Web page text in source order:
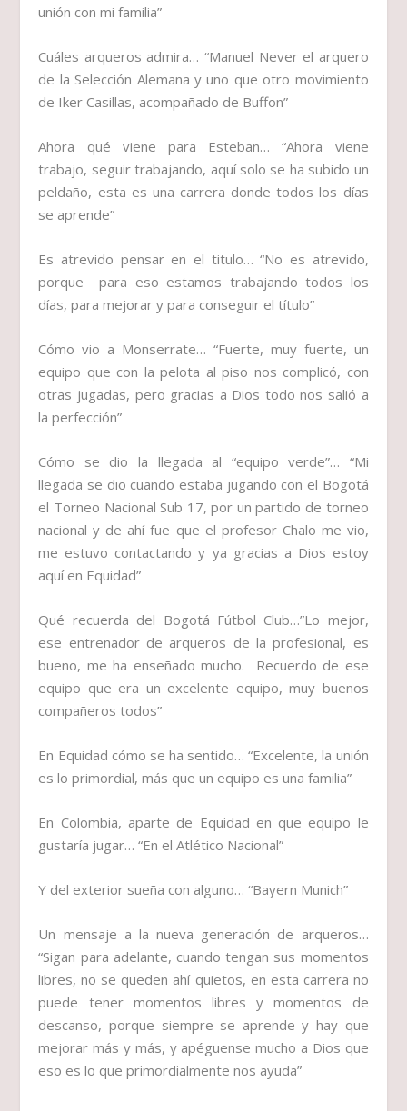
unión con mi familia”
Cuáles arqueros admira… “Manuel Never el arquero
de la Selección Alemana y uno que otro movimiento
de Iker Casillas, acompañado de Buffon”
Ahora qué viene para Esteban…“Ahora viene
trabajo, seguir trabajando, aquí solo se ha subido un
peldaño, esta es una carrera donde todos los días
se aprende”
Es atrevido pensar en el titulo…“No es atrevido,
porque para eso estamos trabajando todos los
días, para mejorar y para conseguir el título”
Cómo vio a Monserrate… “Fuerte, muy fuerte, un
equipo que con la pelota al piso nos complicó, con
otras jugadas, pero gracias a Dios todo nos salió a
la perfección”
Cómo se dio la llegada al “equipo verde”… “Mi
llegada se dio cuando estaba jugando con el Bogotá
el Torneo Nacional Sub 17, por un partido de torneo
nacional y de ahí fue que el profesor Chalo me vio,
me estuvo contactando y ya gracias a Dios estoy
aquí en Equidad”
Qué recuerda del Bogotá Fútbol Club…”Lo mejor,
ese entrenador de arqueros de la profesional, es
bueno, me ha enseñado mucho. Recuerdo de ese
equipo que era un excelente equipo, muy buenos
compañeros todos”
En Equidad cómo se ha sentido…“Excelente, la unión
es lo primordial, más que un equipo es una familia”
En Colombia, aparte de Equidad en que equipo le
gustaría jugar…“En el Atlético Nacional”
Y del exterior sueña con alguno…“Bayern Munich”
Un mensaje a la nueva generación de arqueros…
“Sigan para adelante, cuando tengan sus momentos
libres, no se queden ahí quietos, en esta carrera no
puede tener momentos libres y momentos de
descanso, porque siempre se aprende y hay que
mejorar más y más, y apéguense mucho a Dios que
eso es lo que primordialmente nos ayuda”